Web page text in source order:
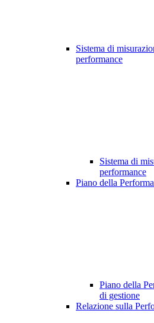
Sistema di
performance
Sistema di
performance
Piano della
Piano della
di gestione
Relazione sulla